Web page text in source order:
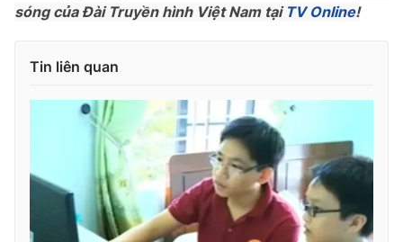
VTV Sức khoẻ Bất động sản
Thị trường 24h
Vươn mình bằng AI
VTV9 VTV8
Liên hệ tòa soạn English
sóng của Đài Truyền hình Việt Nam tại TV Online!
Tin liên quan